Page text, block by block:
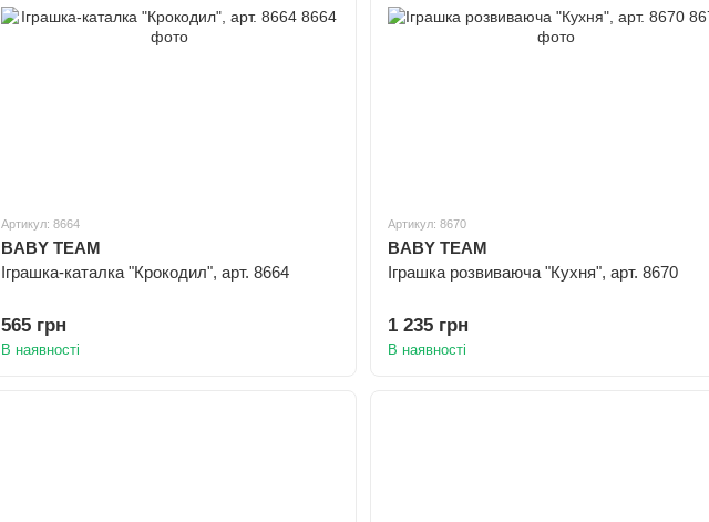
Артикул: 8664
BABY TEAM
Іграшка-каталка "Крокодил", арт. 8664
565 грн
В наявності
Артикул: 8670
BABY TEAM
Іграшка розвиваюча "Кухня", арт. 8670
1 235 грн
В наявності